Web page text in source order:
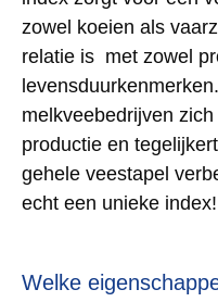
zowel koeien als
relatie is met zowel
melkveebedrijven
productie en
gehele veestapel
echt een unieke index!
Welke